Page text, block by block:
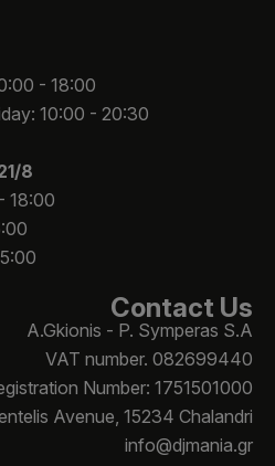
- 18:00
10:00 - 20:30
8
18:00
Contact Us
A.Gkionis - P. Symperas S.A
VAT number. 082699440
Number: 1751501000
Avenue, 15234 Chalandri
info@djmania.gr